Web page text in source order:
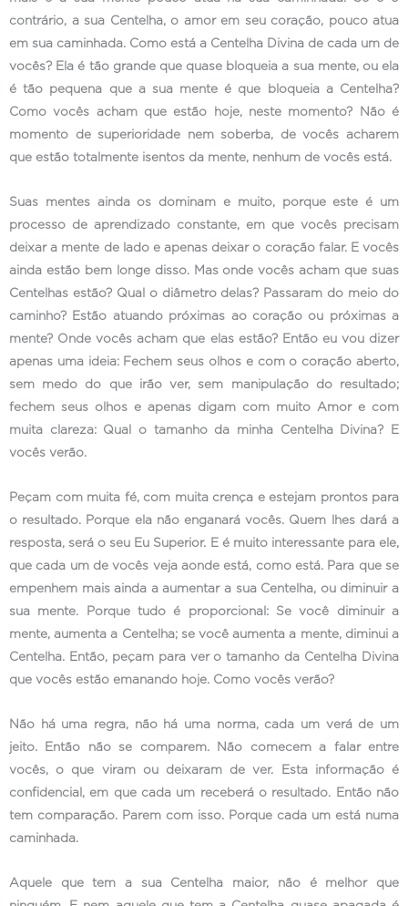
contrário, a sua Centelha, o amor em seu coração, pouco atua
em sua caminhada. Como está a Centelha Divina de cada um de
vocês? Ela é tão grande que quase bloqueia a sua mente, ou ela
é tão pequena que a sua mente é que bloqueia a Centelha?
Como vocês acham que estão hoje, neste momento? Não é
momento de superioridade nem soberba, de vocês acharem
que estão totalmente isentos da mente, nenhum de vocês está.
Suas mentes ainda os dominam e muito, porque este é um
processo de aprendizado constante, em que vocês precisam
deixar a mente de lado e apenas deixar o coração falar. E vocês
ainda estão bem longe disso. Mas onde vocês acham que suas
Centelhas estão? Qual o diâmetro delas? Passaram do meio do
caminho? Estão atuando próximas ao coração ou próximas a
mente? Onde vocês acham que elas estão? Então eu vou dizer
apenas uma ideia: Fechem seus olhos e com o coração aberto,
sem medo do que irão ver, sem manipulação do resultado;
fechem seus olhos e apenas digam com muito Amor e com
muita clareza: Qual o tamanho da minha Centelha Divina? E
vocês verão.
Peçam com muita fé, com muita crença e estejam prontos para
o resultado. Porque ela não enganará vocês. Quem lhes dará a
resposta, será o seu Eu Superior. E é muito interessante para ele,
que cada um de vocês veja aonde está, como está. Para que se
empenhem mais ainda a aumentar a sua Centelha, ou diminuir a
sua mente. Porque tudo é proporcional: Se você diminuir a
mente, aumenta a Centelha; se você aumenta a mente, diminui a
Centelha. Então, peçam para ver o tamanho da Centelha Divina
que vocês estão emanando hoje. Como vocês verão?
Não há uma regra, não há uma norma, cada um verá de um
jeito. Então não se comparem. Não comecem a falar entre
vocês, o que viram ou deixaram de ver. Esta informação é
confidencial, em que cada um receberá o resultado. Então não
tem comparação. Parem com isso. Porque cada um está numa
caminhada.
Aquele que tem a sua Centelha maior, não é melhor que